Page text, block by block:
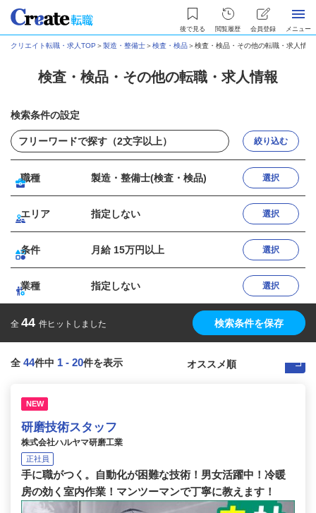
後で見る 閲覧履歴 会員登録 メニュー
クリエイト転職・求人TOP ＞製造・整備士＞検査・検品＞検査・検品・その他の転職・求人情報
検査・検品・その他の転職・求人情報
検索条件の設定
絞り込む
職種 製造・整備士(検査・検品) 選択
エリア 指定しない 選択
条件 月給 15万円以上 選択
業種 指定しない 選択
全 44 件ヒットしました 検索条件を保存
全 44件中 1 - 20件を表示
NEW
研磨技術スタッフ
株式会社ハルヤマ研磨工業
正社員
手に職がつく。自動化が困難な技術！男女活躍中！冷暖
房の効く室内作業！マンツーマンで丁寧に教えます！